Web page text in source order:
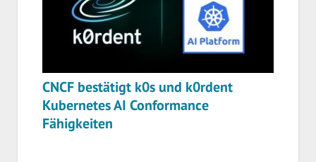
CNCF bestätigt k0s und k0rdent
Kubernetes AI Conformance
Fähigkeiten